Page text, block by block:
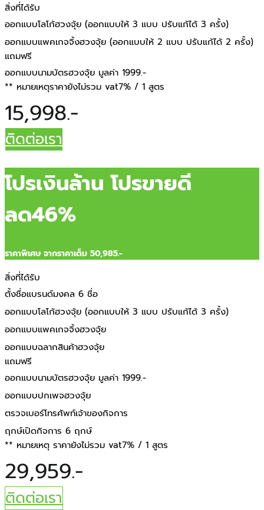
สิ่งที่ได้รับ
ออกแบบโลโก้ฮวงจุ้ย (ออกแบบให้ 3 แบบ ปรับแก้ได้ 3 ครั้ง)
ออกแบบแพคเกจจิ้งฮวงจุ้ย (ออกแบบให้ 2 แบบ ปรับแก้ได้ 2 ครั้ง)
แถมฟรี
ออกแบบนามบัตรฮวงจุ้ย มูลค่า 1999.-
** หมายเหตุราคายังไม่รวม vat7% / 1 สูตร
15,998.-
ติดต่อเรา
โปรเงินล้าน โปรขายดี
ลด46%
ราคาพิเศษ จากราคาเต็ม 50,985.-
สิ่งที่ได้รับ
ตั้งชื่อแบรนด์มงคล 6 ชื่อ
ออกแบบโลโก้ฮวงจุ้ย (ออกแบบให้ 3 แบบ ปรับแก้ได้ 3 ครั้ง)
ออกแบบแพคเกจจิ้งฮวงจุ้ย
ออกแบบฉลากสินค้าฮวงจุ้ย
แถมฟรี
ออกแบบนามบัตรฮวงจุ้ย มูลค่า 1999.-
ออกแบบปกเพจฮวงจุ้ย
ตรวจเบอร์โทรศัพท์เจ้าของกิจการ
ฤกษ์เปิดกิจการ 6 ฤกษ์
** หมายเหตุ ราคายังไม่รวม vat7% / 1 สูตร
29,959.-
ติดต่อเรา